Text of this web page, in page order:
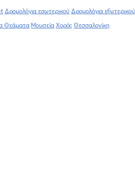
Δρομολόγια εσωτερικού Δρομολόγια εξωτερικού
Θεάματα Μουσεία Χορός Θεσσαλονίκη